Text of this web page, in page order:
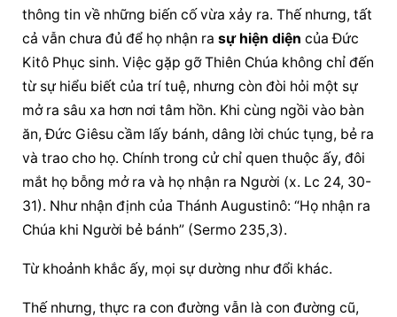
thông tin về những biến cố vừa xảy ra. Thế nhưng, tất
cả vẫn chưa đủ để họ nhận ra sự hiện diện của Đức
Kitô Phục sinh. Việc gặp gỡ Thiên Chúa không chỉ đến
từ sự hiểu biết của trí tuệ, nhưng còn đòi hỏi một sự
mở ra sâu xa hơn nơi tâm hồn. Khi cùng ngồi vào bàn
ăn, Đức Giêsu cầm lấy bánh, dâng lời chúc tụng, bẻ ra
và trao cho họ. Chính trong cử chỉ quen thuộc ấy, đôi
mắt họ bỗng mở ra và họ nhận ra Người (x. Lc 24, 30-
31). Như nhận định của Thánh Augustinô: “Họ nhận ra
Chúa khi Người bẻ bánh” (Sermo 235,3).
Từ khoảnh khắc ấy, mọi sự dường như đổi khác.
Thế nhưng, thực ra con đường vẫn là con đường cũ,